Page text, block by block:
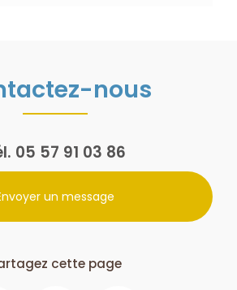
nous
05 57 91 03 86
un message
cette page